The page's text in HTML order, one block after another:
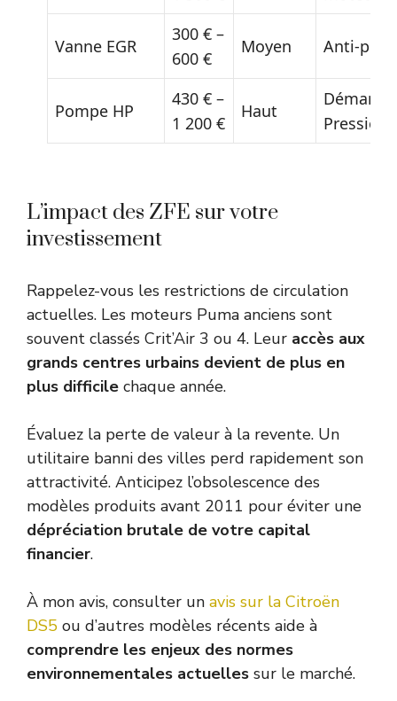
Vanne EGR
300 € –
600 €
Moyen Anti-
Pompe HP
430 € –
1 200 €
Haut
Pression
L’impact des ZFE sur votre
investissement
Rappelez-vous les restrictions de circulation
actuelles. Les moteurs Puma anciens sont
souvent classés Crit’Air 3 ou 4. Leur accès aux
grands centres urbains devient de plus en
plus difficile chaque année.
Évaluez la perte de valeur à la revente. Un
utilitaire banni des villes perd rapidement son
attractivité. Anticipez l’obsolescence des
modèles produits avant 2011 pour éviter une
dépréciation brutale de votre capital
financier.
À mon avis, consulter un avis sur la Citroën
DS5 ou d’autres modèles récents aide à
comprendre les enjeux des normes
environnementales actuelles sur le marché.